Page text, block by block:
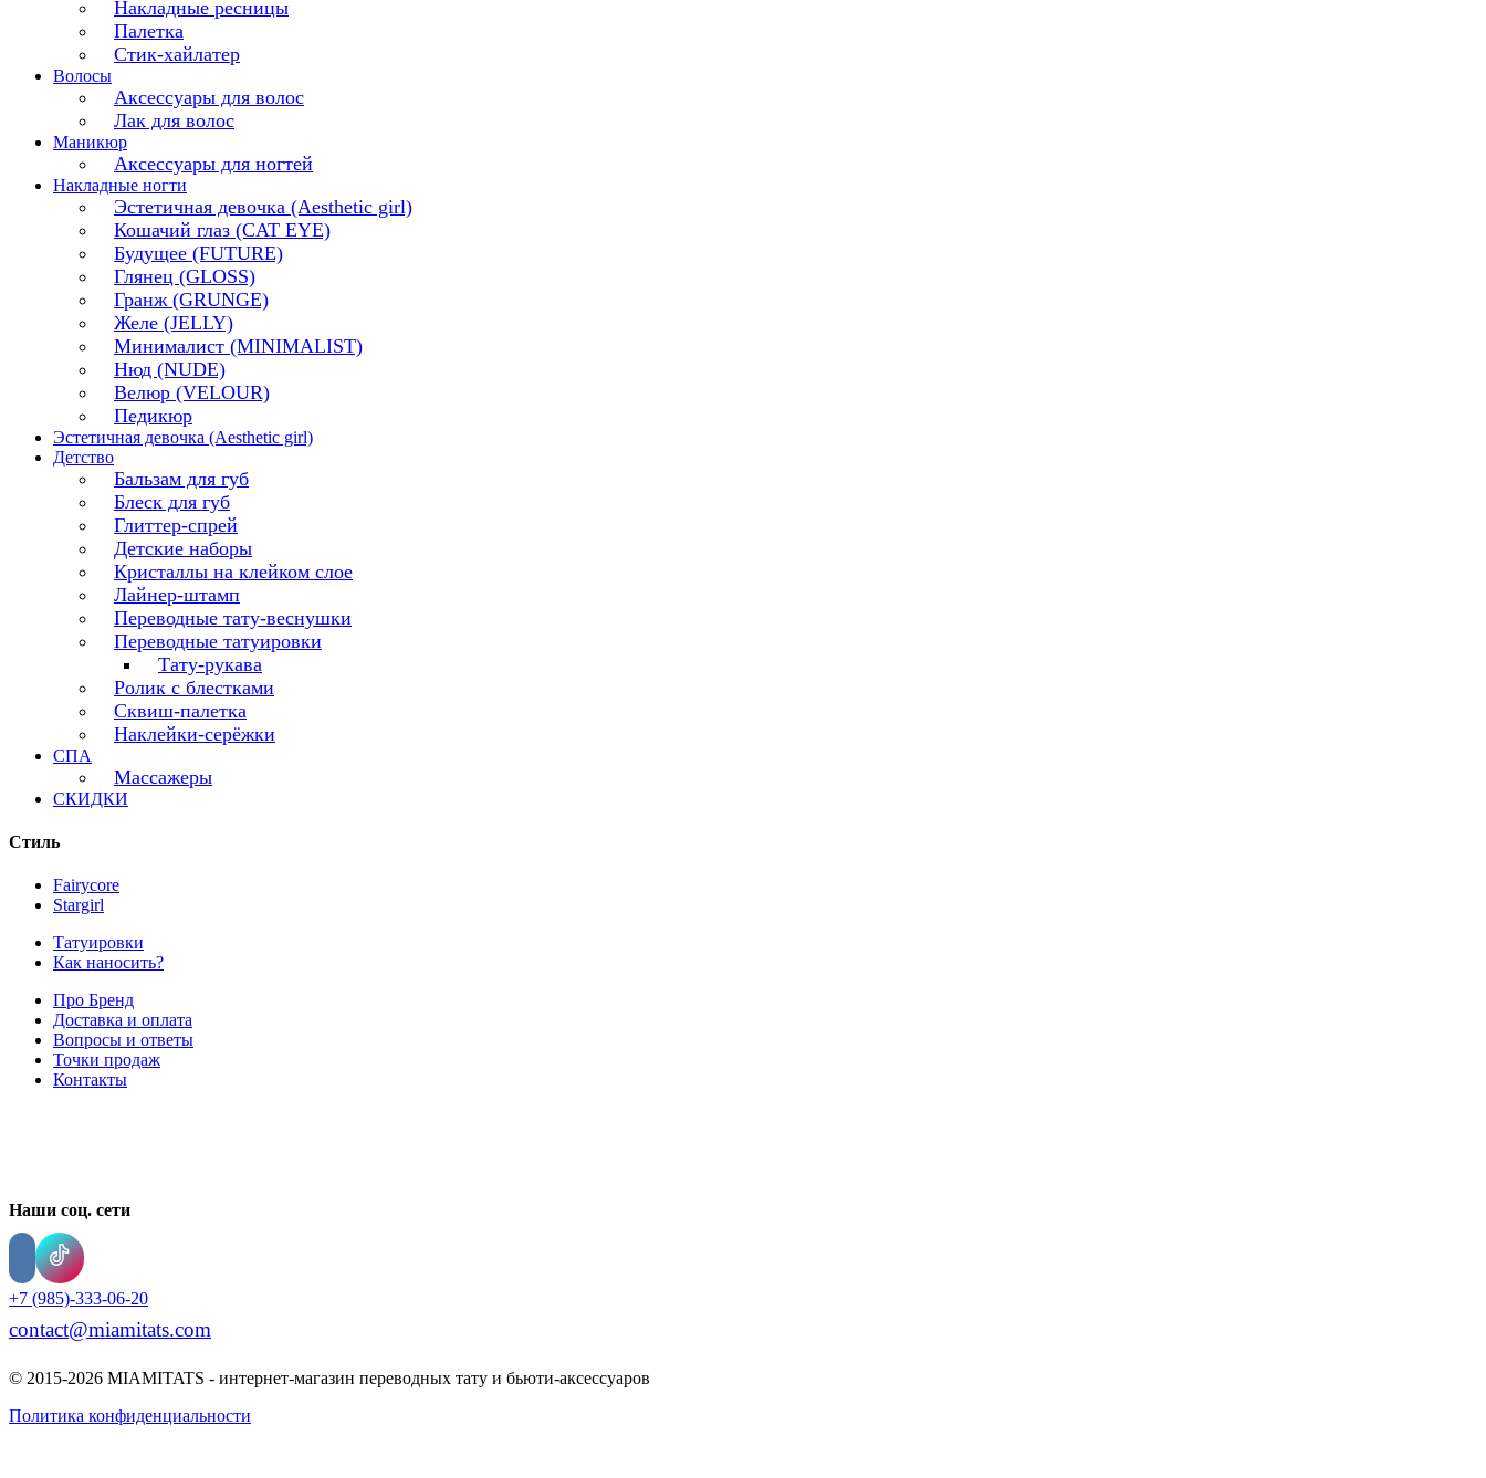
Накладные ресницы
Палетка
Стик-хайлатер
Волосы
Аксессуары для волос
Лак для волос
Маникюр
Аксессуары для ногтей
Накладные ногти
Эстетичная девочка (Aesthetic girl)
Кошачий глаз (CAT EYE)
Будущее (FUTURE)
Глянец (GLOSS)
Гранж (GRUNGE)
Желе (JELLY)
Минималист (MINIMALIST)
Нюд (NUDE)
Велюр (VELOUR)
Педикюр
Эстетичная девочка (Aesthetic girl)
Детство
Бальзам для губ
Блеск для губ
Глиттер-спрей
Детские наборы
Кристаллы на клейком слое
Лайнер-штамп
Переводные тату-веснушки
Переводные татуировки
Тату-рукава
Ролик с блестками
Сквиш-палетка
Наклейки-серёжки
СПА
Массажеры
СКИДКИ
Стиль
Fairycore
Stargirl
Татуировки
Как наносить?
Про Бренд
Доставка и оплата
Вопросы и ответы
Точки продаж
Контакты
Наши соц. сети
+7 (985)-333-06-20
contact@miamitats.com
© 2015-2026 MIAMITATS - интернет-магазин переводных тату и бьюти-аксессуаров
Политика конфиденциальности